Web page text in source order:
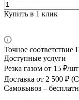
Купить в 1 клик
Точное соответствие
Доступные услуги
Резка газом от 15 ₽/шт
Доставка от 2 500 ₽
Самовывоз –